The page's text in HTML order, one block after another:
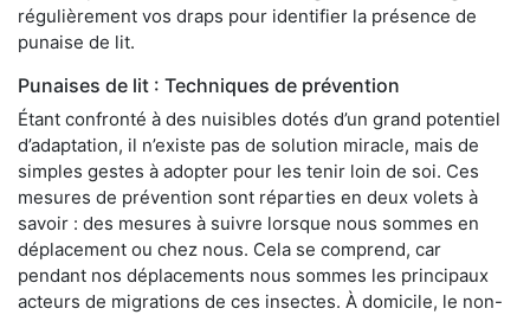
régulièrement vos draps pour identifier la présence de
punaise de lit.
Punaises de lit : Techniques de prévention
Étant confronté à des nuisibles dotés d’un grand potentiel
d’adaptation, il n’existe pas de solution miracle, mais de
simples gestes à adopter pour les tenir loin de soi. Ces
mesures de prévention sont réparties en deux volets à
savoir : des mesures à suivre lorsque nous sommes en
déplacement ou chez nous. Cela se comprend, car
pendant nos déplacements nous sommes les principaux
acteurs de migrations de ces insectes. À domicile, le non-